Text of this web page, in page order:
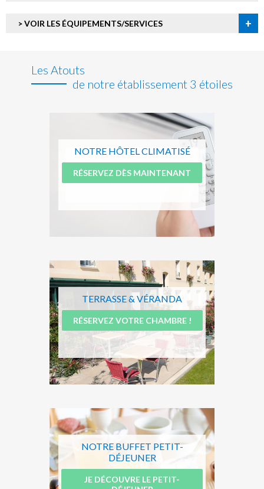
> VOIR LES ÉQUIPEMENTS/SERVICES +
Les Atouts
de notre établissement 3 étoiles
NOTRE HÔTEL CLIMATISÉ
RÉSERVEZ DÈS MAINTENANT
TERRASSE & VÉRANDA
RÉSERVEZ VOTRE CHAMBRE !
NOTRE BUFFET PETIT-
DÉJEUNER
JE DÉCOUVRE LE PETIT-